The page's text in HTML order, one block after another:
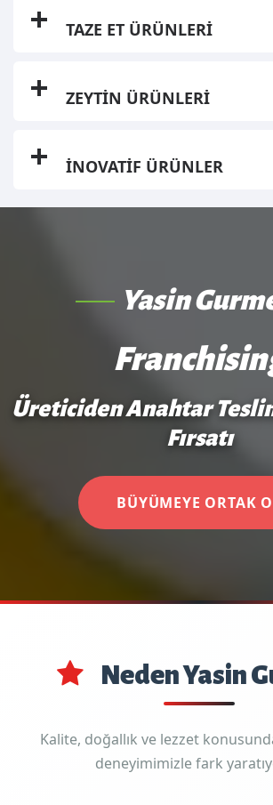
TAZE ET ÜRÜNLERİ
ZEYTİN ÜRÜNLERİ
İNOVATİF ÜRÜNLER
Yasin
Üreticiden Anahtar
Fırsatı
BÜYÜMEYE ORTAK
Neden Yasin
Kalite, doğallık ve lezzet
deneyimimizle fark